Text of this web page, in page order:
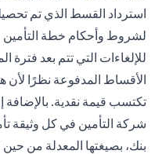
استرداد القسط الذي تم
لشروط وأحكام خطة التأمين
للإلغاءات التي تتم بعد فترة
الأقساط المدفوعة نظرًا لأن
تكتسب قيمة نقدية. بالإضافة
شركة التأمين في كل وثيقة
بنك، بصيغتها المعدلة من